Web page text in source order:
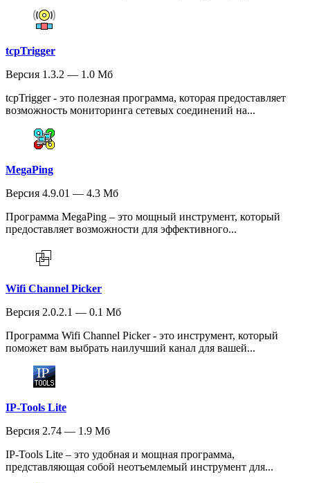
tcpTrigger
Версия 1.3.2 — 1.0 Мб
tcpTrigger - это полезная программа, которая предоставляет
возможность мониторинга сетевых соединений на...
MegaPing
Версия 4.9.01 — 4.3 Мб
Программа MegaPing – это мощный инструмент, который
предоставляет возможности для эффективного...
Wifi Channel Picker
Версия 2.0.2.1 — 0.1 Мб
Программа Wifi Channel Picker - это инструмент, который
поможет вам выбрать наилучший канал для вашей...
IP-Tools Lite
Версия 2.74 — 1.9 Мб
IP-Tools Lite – это удобная и мощная программа,
представляющая собой неотъемлемый инструмент для...